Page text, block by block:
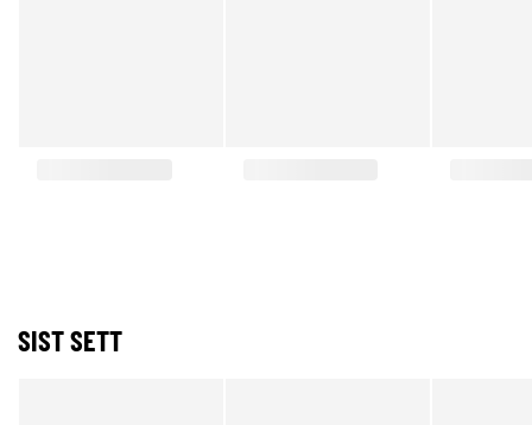
SIST SETT